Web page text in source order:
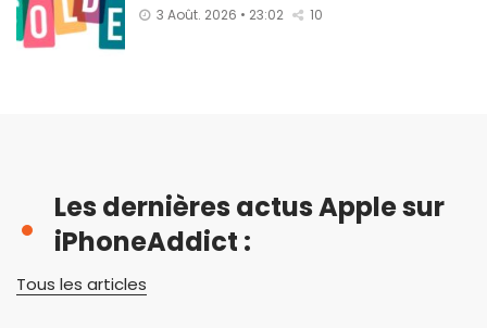
3 Août. 2026 • 23:02 10
Les dernières actus Apple sur
iPhoneAddict :
Tous les articles